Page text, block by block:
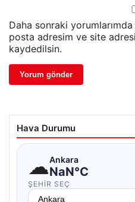
Daha sonraki yorumlarımda
posta adresim ve site
kaydedilsin.
Hava Durumu
☁Ankara
NaN°C
ŞEHIR SEÇ